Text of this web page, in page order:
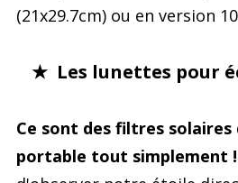
(21x29.7cm) ou en version
★ Les lunettes pour
Ce sont des filtres solaires
portable tout simplement !